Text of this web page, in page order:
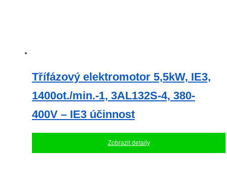
Třífázový elektromotor 5,5kW, IE3,
1400ot./min.-1, 3AL132S-4, 380-
400V – IE3 účinnost
Zobrazit detaily